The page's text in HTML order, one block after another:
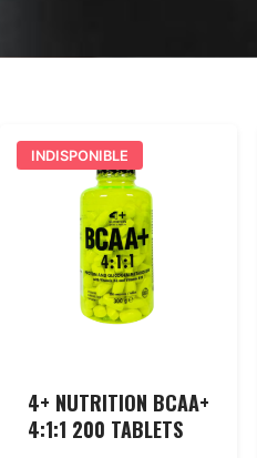
INDISPONIBLE
4+ NUTRITION BCAA+
4:1:1 200 TABLETS